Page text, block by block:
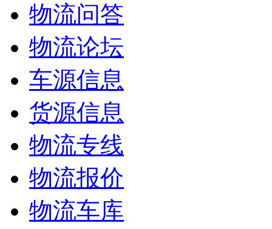
物流问答
物流论坛
车源信息
货源信息
物流专线
物流报价
物流车库